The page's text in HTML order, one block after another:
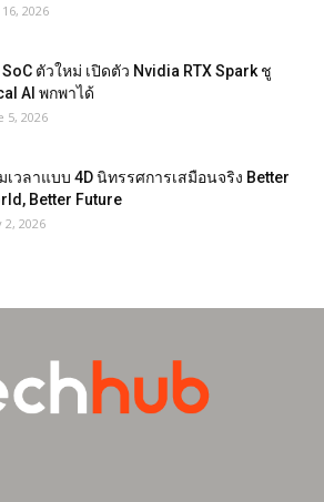
16, 2026
ตัวใหม่ เปิดตัว Nvidia RTX Spark ชู
AI พกพาได้
5, 2026
เวลาแบบ 4D นิทรรศการเสมือนจริง Better
Better Future
2, 2026